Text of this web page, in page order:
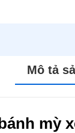
Mô tả
mỳ